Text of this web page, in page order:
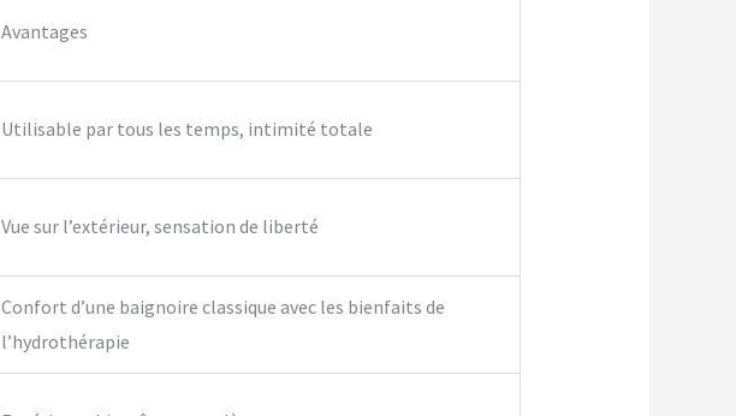
Avantages
Utilisable par tous les temps, intimité totale
Vue sur l’extérieur, sensation de liberté
Confort d’une baignoire classique avec les bienfaits de
l’hydrothérapie